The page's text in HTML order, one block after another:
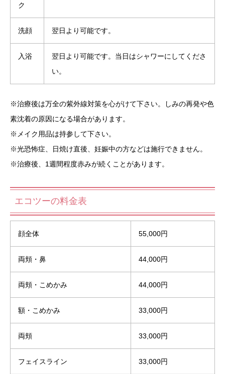
ク
洗顔 翌日より可能です。
入浴
翌日より可能です。当日はシャワーにしてくださ
い。
※治療後は万全の紫外線対策を心がけて下さい。しみの再発や色
素沈着の原因になる場合があります。
※メイク用品は持参して下さい。
※光恐怖症、日焼け直後、妊娠中の方などは施行できません。
※治療後、1週間程度赤みが続くことがあります。
エコツーの料金表
顔全体 55,000円
両頬・鼻 44,000円
両頬・こめかみ 44,000円
額・こめかみ 33,000円
両頬 33,000円
フェイスライン 33,000円